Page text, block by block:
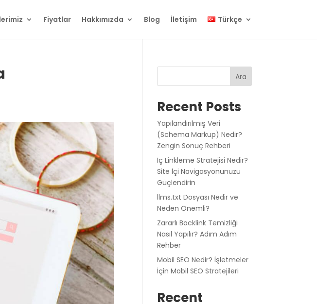
Fiyatlar Hakkımızda Blog İletişim Türkçe
Ara
Recent Posts
Yapılandırılmış Veri
(Schema Markup) Nedir?
Zengin Sonuç Rehberi
İç Linkleme Stratejisi Nedir?
Site İçi Navigasyonunuzu
Güçlendirin
llms.txt Dosyası Nedir ve
Neden Önemli?
Zararlı Backlink Temizliği
Nasıl Yapılır? Adım Adım
Rehber
Mobil SEO Nedir? İşletmeler
İçin Mobil SEO Stratejileri
Recent